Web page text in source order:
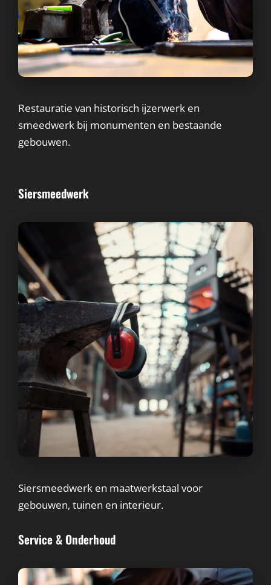
Restauratie van historisch ijzerwerk en
smeedwerk bij monumenten en bestaande
gebouwen.
Siersmeedwerk
Siersmeedwerk en maatwerkstaal voor
gebouwen, tuinen en interieur.
Service & Onderhoud